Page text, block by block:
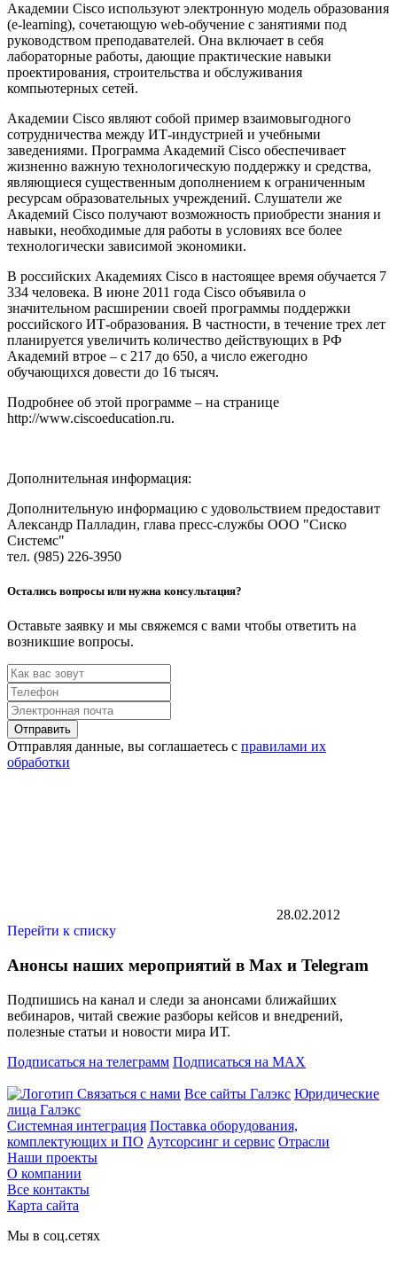
Академии Cisco используют электронную модель образования
(e-learning), сочетающую web-обучение с занятиями под
руководством преподавателей. Она включает в себя
лабораторные работы, дающие практические навыки
проектирования, строительства и обслуживания
компьютерных сетей.
Академии Cisco являют собой пример взаимовыгодного
сотрудничества между ИТ-индустрией и учебными
заведениями. Программа Академий Cisco обеспечивает
жизненно важную технологическую поддержку и средства,
являющиеся существенным дополнением к ограниченным
ресурсам образовательных учреждений. Слушатели же
Академий Cisco получают возможность приобрести знания и
навыки, необходимые для работы в условиях все более
технологически зависимой экономики.
В российских Академиях Cisco в настоящее время обучается 7
334 человека. В июне 2011 года Cisco объявила о
значительном расширении своей программы поддержки
российского ИТ-образования. В частности, в течение трех лет
планируется увеличить количество действующих в РФ
Академий втрое – с 217 до 650, а число ежегодно
обучающихся довести до 16 тысяч.
Подробнее об этой программе – на странице
http://www.ciscoeducation.ru.
Дополнительная информация:
Дополнительную информацию с удовольствием предоставит
Александр Палладин, глава пресс-службы ООО "Сиско
Cистемс"
тел. (985) 226-3950
Остались вопросы или нужна консультация?
Оставьте заявку и мы свяжемся с вами чтобы ответить на
возникшие вопросы.
Отправить
Отправляя данные, вы соглашаетесь с правилами их
обработки
28.02.2012
Перейти к списку
Анонсы наших мероприятий в Max и Telegram
Подпишись на канал и следи за анонсами ближайших
вебинаров, читай свежие разборы кейсов и внедрений,
полезные статьи и новости мира ИТ.
Подписаться на телеграмм Подписаться на MAX
Связаться с нами Все сайты Галэкс Юридические
лица Галэкс
Системная интеграция Поставка оборудования,
комплектующих и ПО Аутсорсинг и сервис Отрасли
Наши проекты
О компании
Все контакты
Карта сайта
Мы в соц.сетях